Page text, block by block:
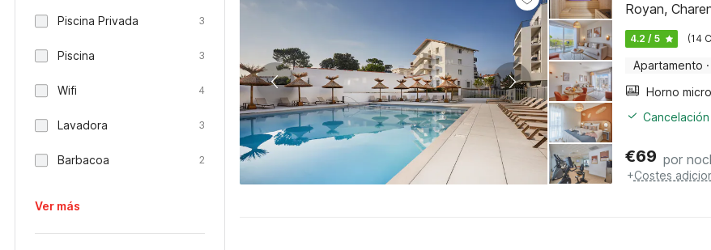
Piscina Privada 3
Piscina 3
Wifi 4
Lavadora 3
Barbacoa 2
Ver más
Royan,
4.2 / 5 (14
Apartamento ·
€69 por
+Costes